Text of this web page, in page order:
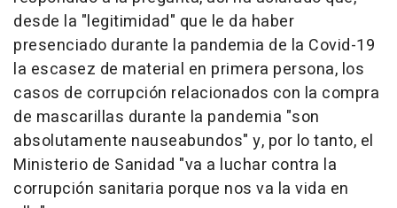
desde la "legitimidad" que le da haber
presenciado durante la pandemia de la Covid-19
la escasez de material en primera persona, los
casos de corrupción relacionados con la compra
de mascarillas durante la pandemia "son
absolutamente nauseabundos" y, por lo tanto, el
Ministerio de Sanidad "va a luchar contra la
corrupción sanitaria porque nos va la vida en